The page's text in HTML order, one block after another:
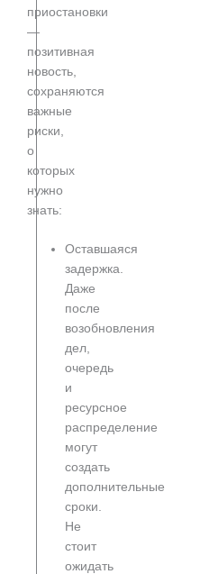
приостановки
—
позитивная
новость,
сохраняются
важные
риски,
о
которых
нужно
знать:
Оставшаяся
задержка.
Даже
после
возобновления
дел,
очередь
и
ресурсное
распределение
могут
создать
дополнительные
сроки.
Не
стоит
ожидать